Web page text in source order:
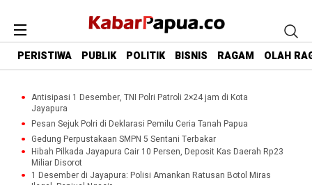
PERISTIWA PUBLIK POLITIK BISNIS RAGAM OLAH
Antisipasi 1 Desember, TNI Polri Patroli 2×24 jam di Kota
Jayapura
Pesan Sejuk Polri di Deklarasi Pemilu Ceria Tanah Papua
Gedung Perpustakaan SMPN 5 Sentani Terbakar
Hibah Pilkada Jayapura Cair 10 Persen, Deposit Kas Daerah Rp23
Miliar Disorot
1 Desember di Jayapura: Polisi Amankan Ratusan Botol Miras